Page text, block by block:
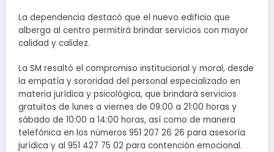
La dependencia destacó que el nuevo edificio que
alberga al centro permitirá brindar servicios con mayor
calidad y calidez.
La SM resaltó el compromiso institucional y moral, desde
la empatía y sororidad del personal especializado en
materia jurídica y psicológica, que brindará servicios
gratuitos de lunes a viernes de 09:00 a 21:00 horas y
sábado de 10:00 a 14:00 horas, así como de manera
telefónica en los números 951 207 26 26 para asesoría
jurídica y al 951 427 75 02 para contención emocional.